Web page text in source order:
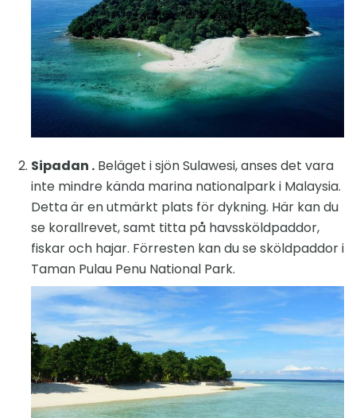
Sipadan . Beläget i sjön Sulawesi, anses det vara
inte mindre kända marina nationalpark i Malaysia.
Detta är en utmärkt plats för dykning. Här kan du
se korallrevet, samt titta på havssköldpaddor,
fiskar och hajar. Förresten kan du se sköldpaddor i
Taman Pulau Penu National Park.